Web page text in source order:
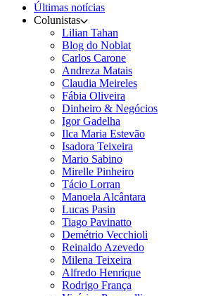
Últimas notícias
Colunistas
Lilian Tahan
Blog do Noblat
Carlos Carone
Andreza Matais
Claudia Meireles
Fábia Oliveira
Dinheiro & Negócios
Igor Gadelha
Ilca Maria Estevão
Isadora Teixeira
Mario Sabino
Mirelle Pinheiro
Tácio Lorran
Manoela Alcântara
Lucas Pasin
Tiago Pavinatto
Demétrio Vecchioli
Reinaldo Azevedo
Milena Teixeira
Alfredo Henrique
Rodrigo França